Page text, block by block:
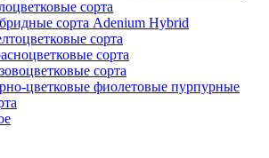
сорта
сорта Adenium Hybrid
сорта
сорта
сорта
цветковые фиолетовые пурпурные